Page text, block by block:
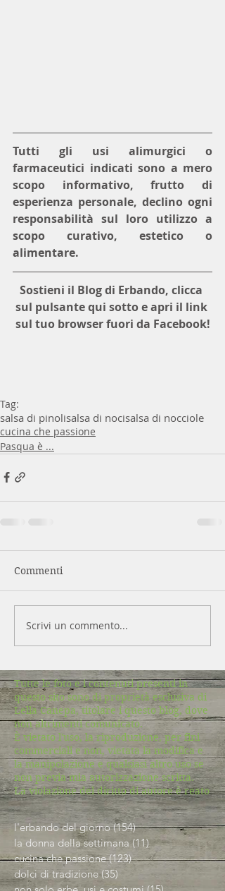
Tutti gli usi alimurgici o
farmaceutici indicati sono a mero
scopo informativo, frutto di
esperienza personale, declino ogni
responsabilità sul loro utilizzo a
scopo curativo, estetico o
alimentare.
Sostieni il Blog di Erbando, clicca
sul pulsante qui sotto e apri il link
sul tuo browser fuori da Facebook!
Tag:
salsa di pinolisalsa di nocisalsa di nocciole
cucina che passione
Pasqua è ...
Commenti
Scrivi un commento...
Tutte le foto e i contenuti presenti in
questo sito sono di proprietà esclusiva di
Lella Canepa, titolare i questo blog, dove
non altrimenti comunicato.
È vietato l'uso, la riproduzione, per fini
commerciali e non, vietata la modifica e
la manipolazione e qualsiasi altro uso se
non previa mia autorizzazione scritta.
La violazione del diritto di autore è reato
l'erbando del giorno (154)154 post
la donna della settimana (11) 11 post
cucina che passione (123)123 post
dolci di tradizione (35) 35 post